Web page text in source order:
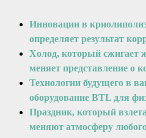
Инновации в
определяет результат
Холод, который сжигает
меняет представление о
Технологии будущего в
оборудование BTL для
Праздник, который
меняют атмосферу